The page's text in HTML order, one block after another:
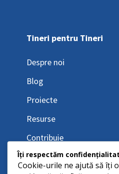
Tineri pentru Tineri
Despre noi
Blog
Proiecte
Resurse
Contribuie
Îți respectăm
Cookie-urile ne ajută să îți